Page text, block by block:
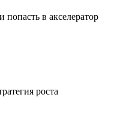
попасть в акселератор
роста